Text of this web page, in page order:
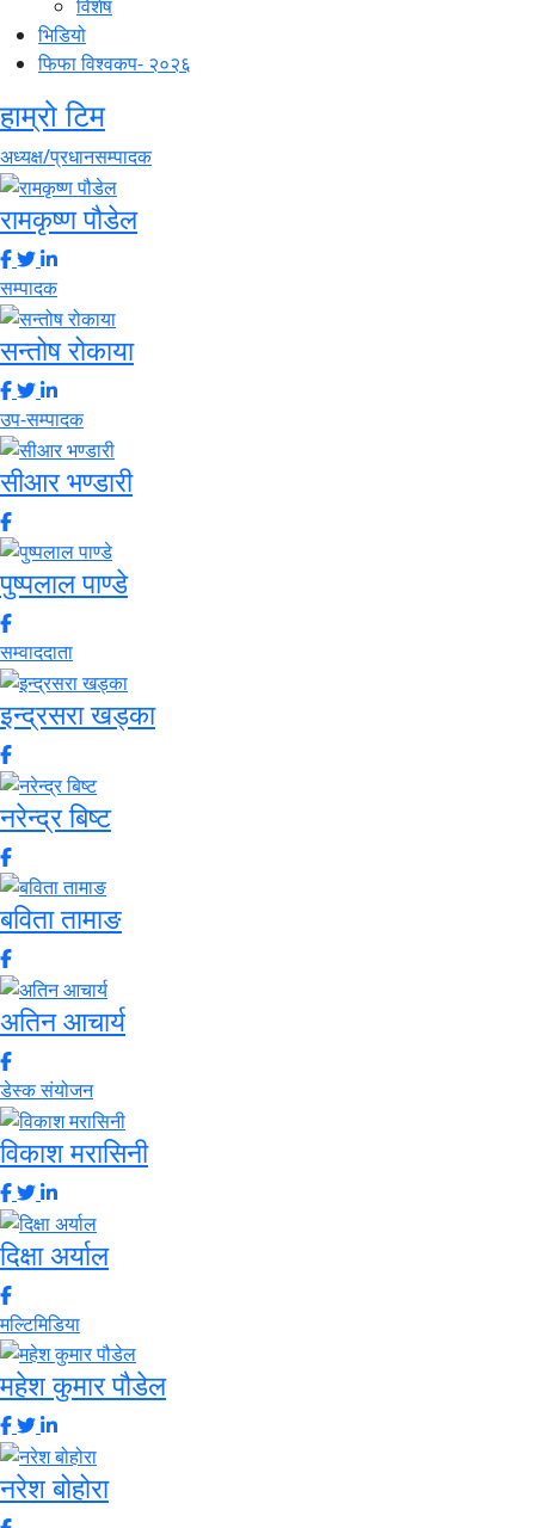
विशेष
भिडियो
फिफा विश्वकप- २०२६
हाम्रो टिम
अध्यक्ष/प्रधानसम्पादक
रामकृष्ण पौडेल
सम्पादक
सन्तोष रोकाया
उप-सम्पादक
सीआर भण्डारी
पुष्पलाल पाण्डे
सम्वाददाता
इन्द्रसरा खड्का
नरेन्द्र बिष्ट
बविता तामाङ
अतिन आचार्य
डेस्क संयोजन
विकाश मरासिनी
दिक्षा अर्याल
मल्टिमिडिया
महेश कुमार पौडेल
नरेश बोहोरा